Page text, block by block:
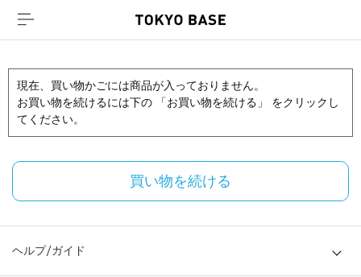
現在、買い物かごには商品が入っておりません。
お買い物を続けるには下の 「お買い物を続ける」 をクリックし
てください。
買い物を続ける
ヘルプ/ガイド